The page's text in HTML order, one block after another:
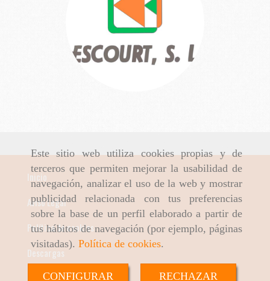
Este sitio web utiliza cookies propias y de
terceros que permiten mejorar la usabilidad de
navegación, analizar el uso de la web y mostrar
publicidad relacionada con tus preferencias
sobre la base de un perfil elaborado a partir de
tus hábitos de navegación (por ejemplo, páginas
visitadas). Política de cookies.
CONFIGURAR RECHAZAR
Inicio
Aviso Legal
Política de cookies
Descargas
Política de Privacidad